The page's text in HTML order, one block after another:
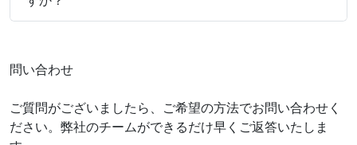
問い合わせ
ご質問がございましたら、ご希望の方法でお問い合わせく
ださい。弊社のチームができるだけ早くご返答いたしま